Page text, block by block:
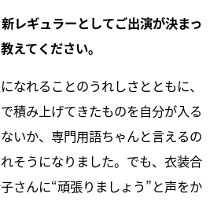
レギュラーとしてご出演が決まっ
えてください。
なれることのうれしさとともに、
積み上げてきたものを自分が入る
いか、専門用語ちゃんと言えるの
そうになりました。でも、衣装合
さんに“頑張りましょう”と声をか